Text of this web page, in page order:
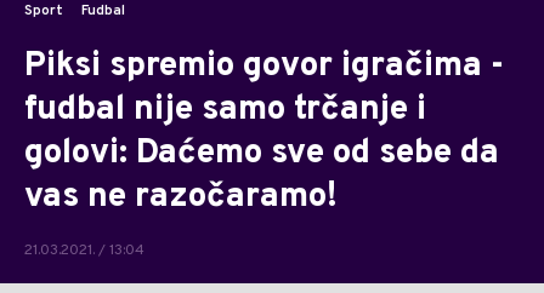
Sport Fudbal
Piksi spremio govor igračima -
fudbal nije samo trčanje i
golovi: Daćemo sve od sebe da
vas ne razočaramo!
21.03.2021. / 13:04